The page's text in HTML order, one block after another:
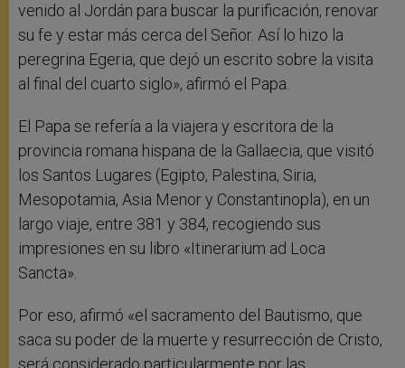
venido al Jordán para buscar la purificación, renovar
su fe y estar más cerca del Señor. Así lo hizo la
peregrina Egeria, que dejó un escrito sobre la visita
al final del cuarto siglo», afirmó el Papa.
El Papa se refería a la viajera y escritora de la
provincia romana hispana de la Gallaecia, que visitó
los Santos Lugares (Egipto, Palestina, Siria,
Mesopotamia, Asia Menor y Constantinopla), en un
largo viaje, entre 381 y 384, recogiendo sus
impresiones en su libro «Itinerarium ad Loca
Sancta».
Por eso, afirmó «el sacramento del Bautismo, que
saca su poder de la muerte y resurrección de Cristo,
será considerado particularmente por las